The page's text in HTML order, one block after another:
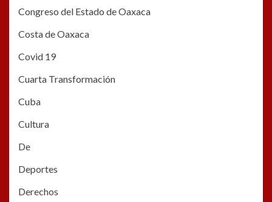
Congreso del Estado de Oaxaca
Costa de Oaxaca
Covid 19
Cuarta Transformación
Cuba
Cultura
De
Deportes
Derechos